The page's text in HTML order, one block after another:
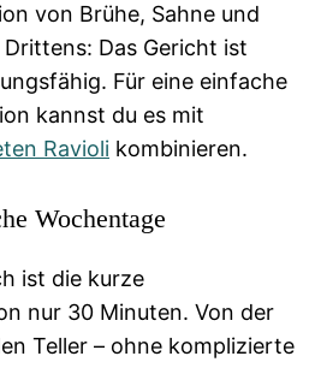
von Brühe, Sahne und
Das Gericht ist
Für eine einfache
kannst du es mit
Ravioli kombinieren.
Wochentage
ist die kurze
nur 30 Minuten. Von der
Teller – ohne komplizierte